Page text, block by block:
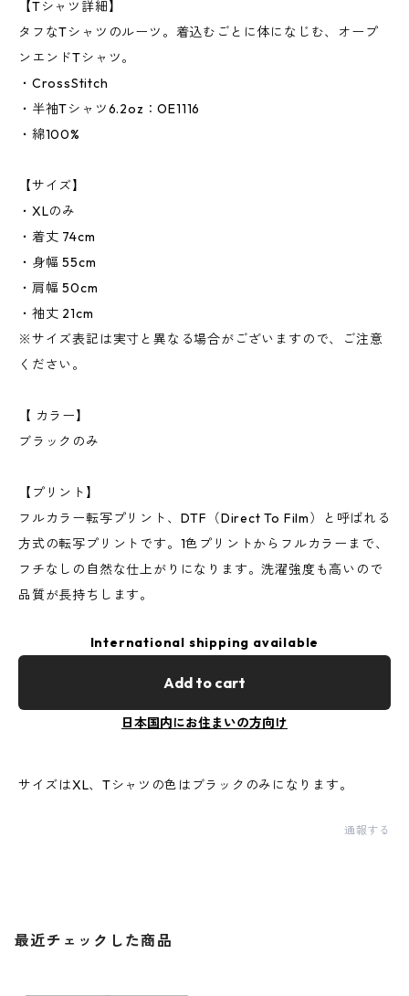
【Tシャツ詳細】
タフなTシャツのルーツ。着込むごとに体になじむ、オープ
ンエンドTシャツ。
・CrossStitch
・半袖Tシャツ6.2oz：OE1116
・綿100%
【サイズ】
・XLのみ
・着丈 74cm
・身幅 55cm
・肩幅 50cm
・袖丈 21cm
※サイズ表記は実寸と異なる場合がございますので、ご注意
ください。
【 カラー】
ブラックのみ
【プリント】
フルカラー転写プリント、DTF（Direct To Film）と呼ばれる
方式の転写プリントです。1色プリントからフルカラーまで、
フチなしの自然な仕上がりになります。洗濯強度も高いので
品質が長持ちします。
International shipping available
Add to cart
日本国内にお住まいの方向け
サイズはXL、Tシャツの色はブラックのみになります。
通報する
最近チェックした商品